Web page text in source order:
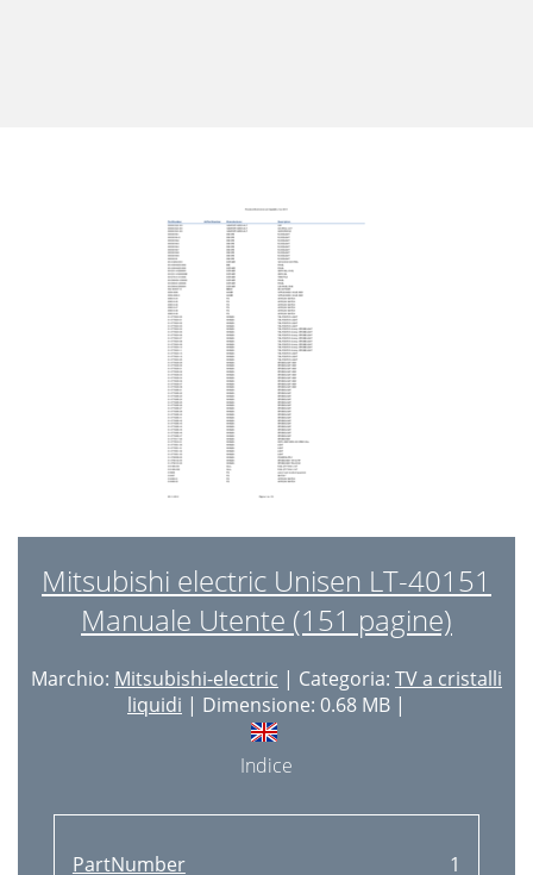
Mitsubishi electric Unisen LT-40151
Manuale Utente (151 pagine)
Marchio: Mitsubishi-electric | Categoria: TV a cristalli
liquidi | Dimensione: 0.68 MB |
Indice
PartNumber
1